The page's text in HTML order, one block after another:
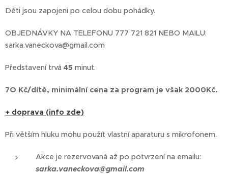
Děti jsou zapojeni po celou dobu pohádky.
OBJEDNÁVKY NA TELEFONU 777 721 821 NEBO MAILU:
sarka.vaneckova@gmail.com
Představení trvá 45 minut.
7O Kč/dítě, minimální cena za program je však 2000Kč.
+ doprava (info zde)
Při větším hluku mohu použít vlastní aparaturu s mikrofonem.
Akce je rezervovaná až po potvrzení na emailu:
sarka.vaneckova@gmail.com